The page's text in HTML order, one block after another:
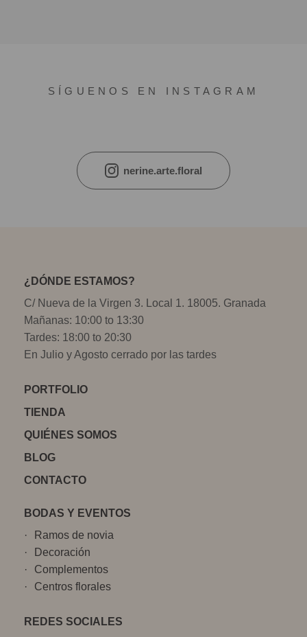
SÍGUENOS EN INSTAGRAM
nerine.arte.floral
¿DÓNDE ESTAMOS?
C/ Nueva de la Virgen 3. Local 1. 18005. Granada
Mañanas: 10:00 to 13:30
Tardes: 18:00 to 20:30
En Julio y Agosto cerrado por las tardes
PORTFOLIO
TIENDA
QUIÉNES SOMOS
BLOG
CONTACTO
BODAS Y EVENTOS
Ramos de novia
Decoración
Complementos
Centros florales
REDES SOCIALES